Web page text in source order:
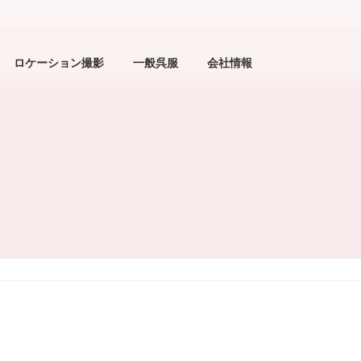
ロケーション撮影 一般呉服 会社情報